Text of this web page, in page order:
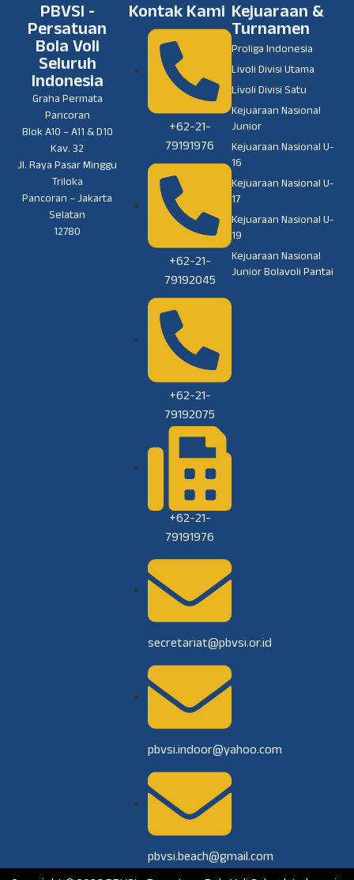
PBVSI -
Persatuan
Bola Voli
Seluruh
Indonesia
Graha Permata
Pancoran
Blok A10 – A11 & D10
Kav. 32
Jl. Raya Pasar Minggu
Triloka
Pancoran – Jakarta
Selatan
12780
Kontak Kami
+62-21-
79191976
+62-21-
79192045
+62-21-
79192075
+62-21-
79191976
secretariat@pbvsi.or.id
pbvsi.indoor@yahoo.com
pbvsi.beach@gmail.com
Kejuaraan &
Turnamen
Proliga Indonesia
Livoli Divisi Utama
Livoli Divisi Satu
Kejuaraan Nasional
Junior
Kejuaraan Nasional U-
16
Kejuaraan Nasional U-
17
Kejuaraan Nasional U-
19
Kejuaraan Nasional
Junior Bolavoli Pantai